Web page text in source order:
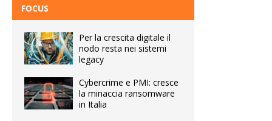
FOCUS
Per la crescita digitale il
nodo resta nei sistemi
legacy
Cybercrime e PMI: cresce
la minaccia ransomware
in Italia